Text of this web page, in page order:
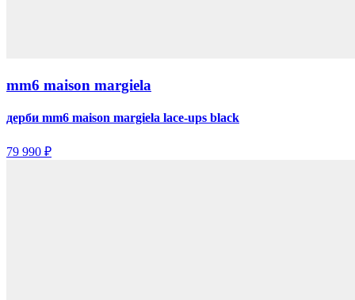
mm6 maison margiela
дерби mm6 maison margiela lace-ups black
79 990 ₽